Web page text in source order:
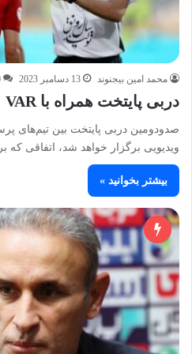
محمد امین بیجنوند 13 دسامبر 2023
دربی پایتخت همراه با VAR
صدودومین دربی پایتخت بین تیم‌های
ویدیویی برگزار خواهد شد، اتفاقی که
بیشتر بخوانید »